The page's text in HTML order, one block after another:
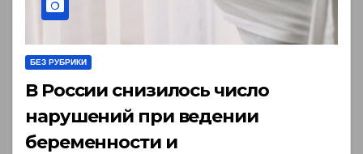
БЕЗ РУБРИКИ
В России снизилось число
нарушений при ведении
беременности и